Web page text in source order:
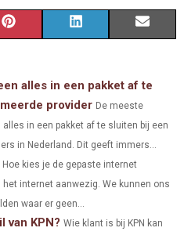
A
R
O
N
T
R
S
R
O
N
N
K
D
N
alles in een pakket af te
provider De meeste
in een pakket af te sluiten bij een
in Nederland. Dit geeft immers...
Hoe kies je de gepaste internet
het internet aanwezig. We kunnen ons
waar er geen...
van KPN? Wie klant is bij KPN kan